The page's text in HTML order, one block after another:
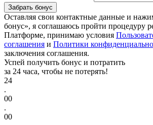
Забрать бонус
Оставляя свои контактные данные и
бонус», я соглашаюсь пройти процедуру
Платформе, принимаю условия
соглашения и Политики
заключения соглашения.
Успей получить бонус и потратить
за 24 часа, чтобы не потерять!
24
.
00
.
00